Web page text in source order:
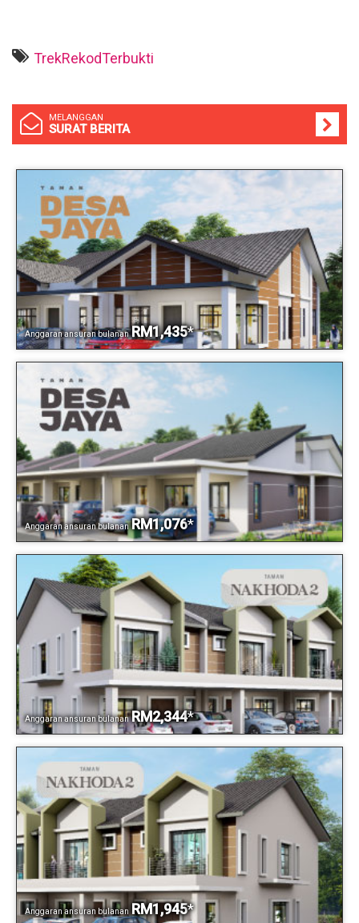
TrekRekodTerbukti
MELANGGAN
SURAT BERITA
Anggaran ansuran bulanan RM1,435*
Anggaran ansuran bulanan RM1,076*
Anggaran ansuran bulanan RM2,344*
Anggaran ansuran bulanan RM1,945*